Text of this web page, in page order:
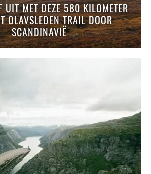
UIT MET DEZE 580 KILOMETER
OLAVSLEDEN TRAIL DOOR
SCANDINAVIË